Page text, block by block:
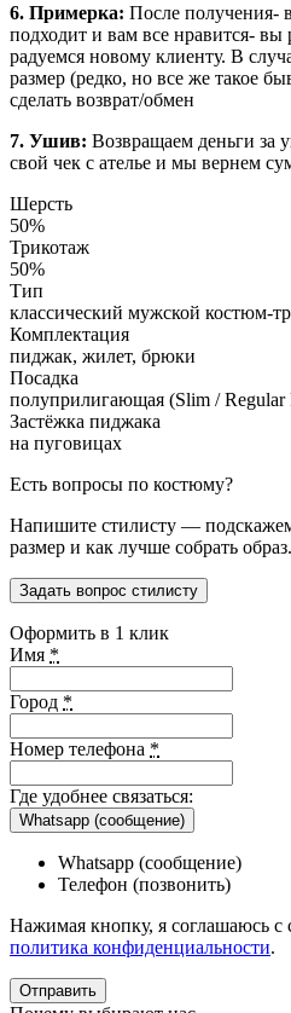
6. Примерка: После получения-
подходит и вам все нравится-
радуемся новому клиенту. В
размер (редко, но все же такое
сделать возврат/обмен
7. Ушив: Возвращаем деньги за
свой чек с ателье и мы вернем
Шерсть
50%
Трикотаж
50%
Тип
классический мужской костюм-
Комплектация
пиджак, жилет, брюки
Посадка
полуприлигающая (Slim / Regular
Застёжка пиджака
на пуговицах
Есть вопросы по костюму?
Напишите стилисту —
размер и как лучше собрать образ.
Задать вопрос стилисту
Оформить в 1 клик
Имя *
Город *
Номер телефона *
Где удобнее связаться:
Whatsapp (сообщение)
Whatsapp (сообщение)
Телефон (позвонить)
Нажимая кнопку, я соглашаюсь с
политика конфиденциальности.